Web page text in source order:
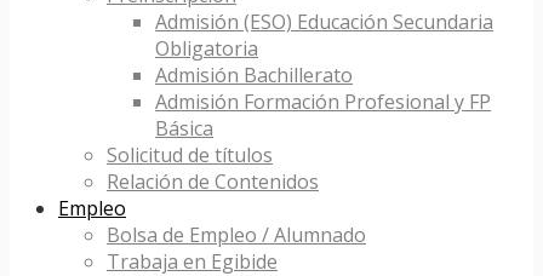
Admisión (ESO) Educación Secundaria
Obligatoria
Admisión Bachillerato
Admisión Formación Profesional y FP
Básica
Solicitud de títulos
Relación de Contenidos
Empleo
Bolsa de Empleo / Alumnado
Trabaja en Egibide